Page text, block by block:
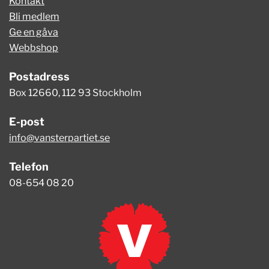
Bli medlem
Ge en gåva
Webbshop
Postadress
Box 12660, 112 93 Stockholm
E-post
info@vansterpartiet.se
Telefon
08-654 08 20